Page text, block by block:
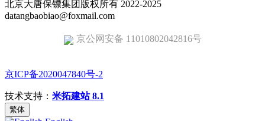
北京大唐保镖集团版权所有 2022-2025
datangbaobiao@foxmail.com
京公网安备 11010802042816号
京ICP备2020047840号-2
技术支持： 米拓建站 8.1
繁体